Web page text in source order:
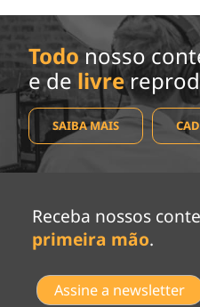
Todo nosso
e de livre
SAIBA MAIS
Receba nossos
primeira mão.
Assine a newsletter